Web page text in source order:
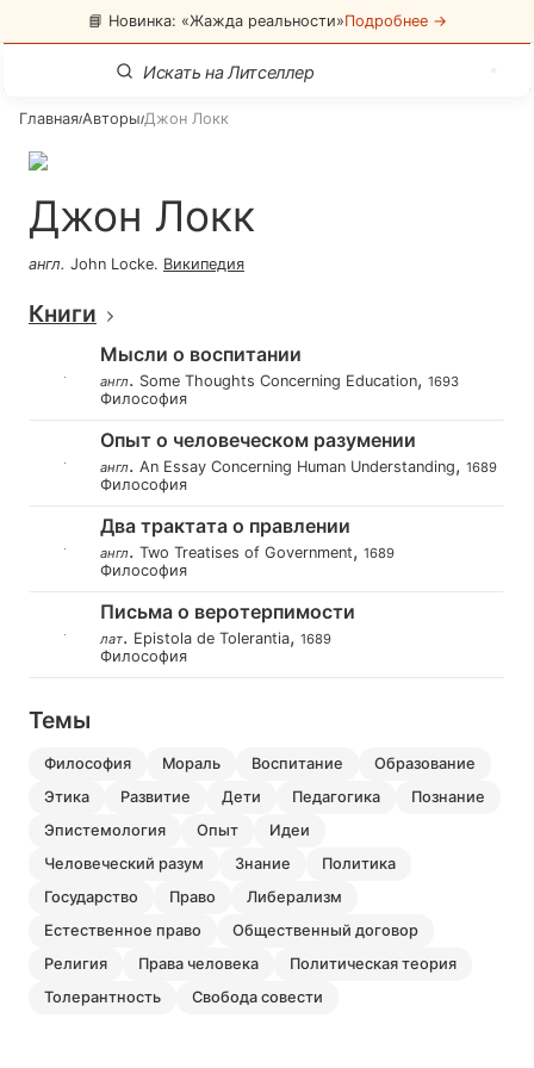
📘 Новинка: «Жажда реальности»Подробнее →
Главная/Авторы/Джон Локк
Джон Локк
англ. John Locke. Википедия
Книги
Мысли о воспитании
англ. Some Thoughts Concerning Education, 1693
Философия
Опыт о человеческом разумении
англ. An Essay Concerning Human Understanding, 1689
Философия
Два трактата о правлении
англ. Two Treatises of Government, 1689
Философия
Письма о веротерпимости
лат. Epistola de Tolerantia, 1689
Философия
Темы
философия мораль воспитание
образование
этика
развитие дети педагогика
познание
эпистемология
опыт
идеи
человеческий разум
знание
политика
государство
право
либерализм
естественное право
общественный договор
религия
права человека
политическая теория
толерантность
свобода совести